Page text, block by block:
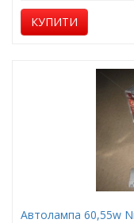
КУПИТИ
Автолампа 60,55w